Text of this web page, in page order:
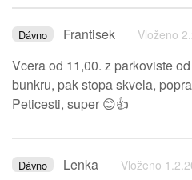
Dávno Frantisek Vloženo
Vcera od 11,00. z parkoviste
bunkru, pak stopa skvela,
Peticesti, super 😊👍
Dávno Lenka Vloženo